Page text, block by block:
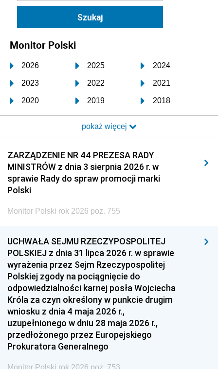
Monitor Polski
2026 2025 2024
2023 2022 2021
2020 2019 2018
2017 2016 2015
2014 2013 2012
2011 2010 2009
2008 2007 2006
2005
1996 1995 1994
1993 1992 1991
1990 1989
1987 1986 1985
1984 1983
1981 1980 1979
1978 1977
1975 1974
pokaż więcej
ZARZĄDZENIE NR 44 PREZESA RADY
MINISTRÓW z dnia 3 sierpnia 2026 r. w
sprawie Rady do spraw promocji marki
Polski
Monitor Polski rok 2026 poz. 755
UCHWAŁA SEJMU RZECZYPOSPOLITEJ
POLSKIEJ z dnia 31 lipca 2026 r. w sprawie
wyrażenia przez Sejm Rzeczypospolitej
Polskiej zgody na pociągnięcie do
odpowiedzialności karnej posła Wojciecha
Króla za czyn określony w punkcie drugim
wniosku z dnia 4 maja 2026 r.,
uzupełnionego w dniu 28 maja 2026 r.,
przedłożonego przez Europejskiego
Prokuratora Generalnego
Monitor Polski rok 2026 poz. 753